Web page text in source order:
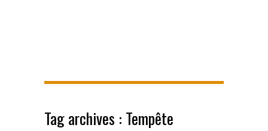
Tag archives : Tempête